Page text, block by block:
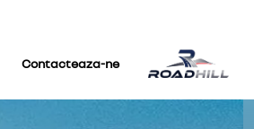
Contacteaza-ne